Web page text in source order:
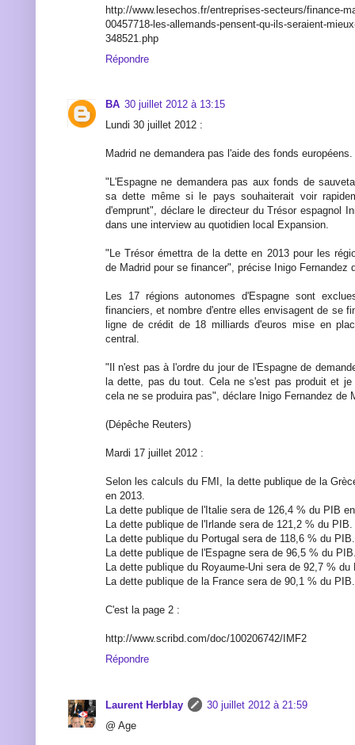
http://www.lesechos.fr/entreprises-secteurs/finance-
00457718-les-allemands-pensent-qu-ils-seraient-
348521.php
Répondre
BA 30 juillet 2012 à 13:15
Lundi 30 juillet 2012 :
Madrid ne demandera pas l'aide des fonds européens.
"L'Espagne ne demandera pas aux fonds de
sa dette même si le pays souhaiterait voir
d'emprunt", déclare le directeur du Trésor espagnol
dans une interview au quotidien local Expansion.
"Le Trésor émettra de la dette en 2013 pour les
de Madrid pour se financer", précise Inigo Fernandez
Les 17 régions autonomes d'Espagne sont
financiers, et nombre d'entre elles envisagent de se
ligne de crédit de 18 milliards d'euros mise en
central.
"Il n'est pas à l'ordre du jour de l'Espagne de
la dette, pas du tout. Cela ne s'est pas produit et
cela ne se produira pas", déclare Inigo Fernandez de
(Dépêche Reuters)
Mardi 17 juillet 2012 :
Selon les calculs du FMI, la dette publique de la
en 2013.
La dette publique de l'Italie sera de 126,4 % du PIB
La dette publique de l'Irlande sera de 121,2 % du PIB.
La dette publique du Portugal sera de 118,6 % du PIB.
La dette publique de l'Espagne sera de 96,5 % du
La dette publique du Royaume-Uni sera de 92,7 % du
La dette publique de la France sera de 90,1 % du PIB.
C'est la page 2 :
http://www.scribd.com/doc/100206742/IMF2
Répondre
Laurent Herblay
30 juillet 2012 à 21:59
@ Age